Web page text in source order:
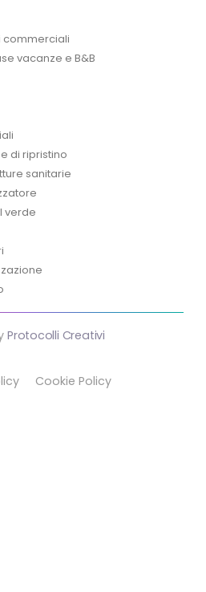
commerciali
vacanze e B&B
di ripristino
sanitarie
verde
Protocolli Creativi
Cookie Policy